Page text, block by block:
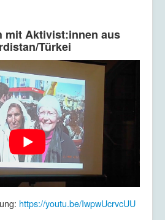
mit Aktivist:innen aus
Türkei
https://youtu.be/IwpwUcrvcUU